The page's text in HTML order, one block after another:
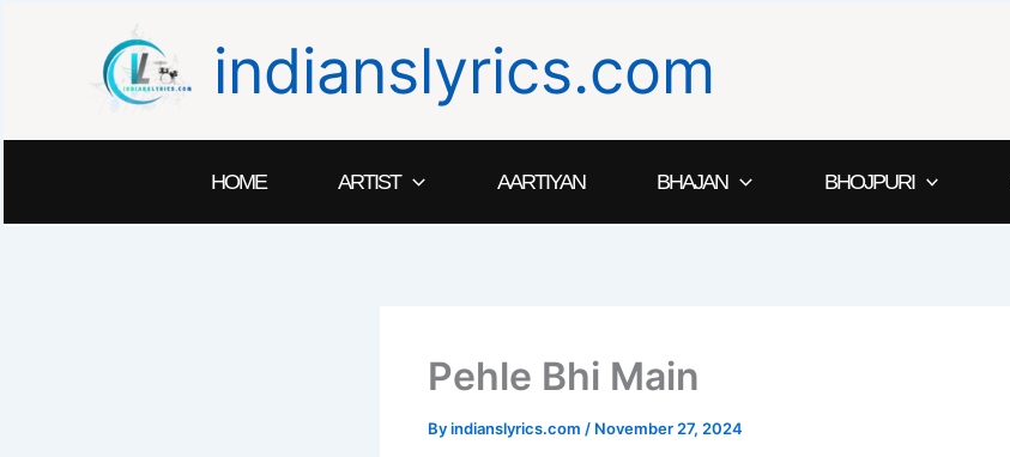
indianslyrics.com
HOME ARTIST AARTIYAN BHAJAN BHOJPURI
Pehle Bhi Main
Byindianslyrics.com / November 27, 2024